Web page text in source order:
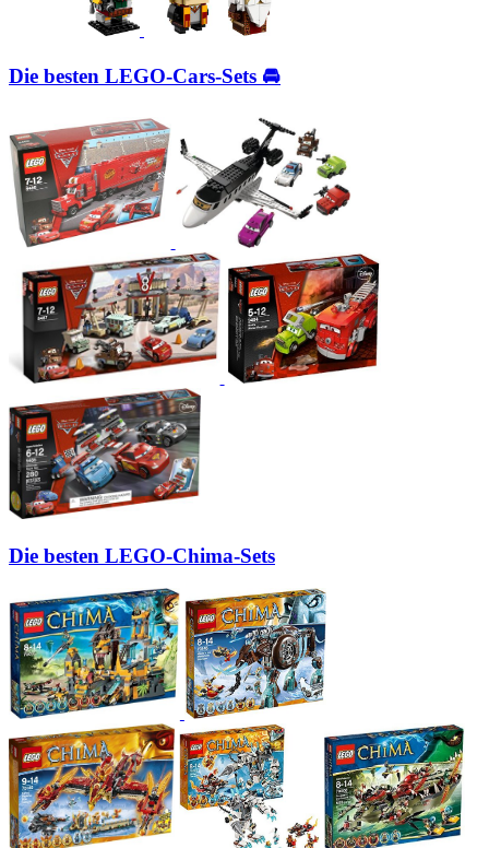
Die besten LEGO-Cars-Sets 🚘
Die besten LEGO-Chima-Sets